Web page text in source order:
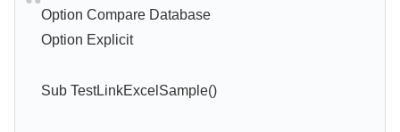
Option Compare Database
Option Explicit
Sub TestLinkExcelSample()